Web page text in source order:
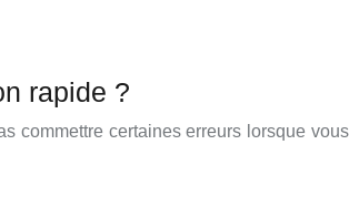
rapide ?
commettre certaines erreurs lorsque vous